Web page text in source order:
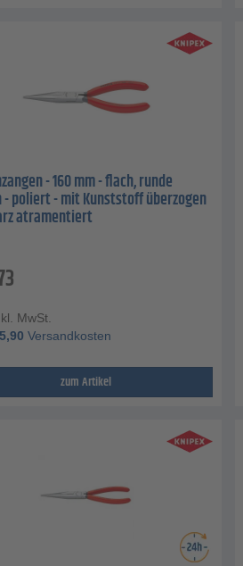
- 160 mm - flach, runde
- poliert - mit Kunststoff überzogen
atramentiert
MwSt.
5,90 Versandkosten
zum Artikel